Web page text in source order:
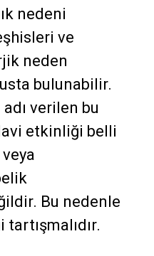
nedeni
ve
neden
bulunabilir.
verilen bu
etkinliği belli
Bu nedenle